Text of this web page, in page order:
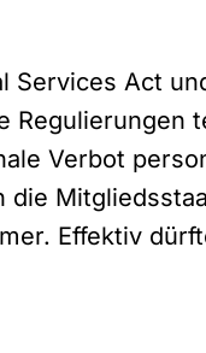
Services Act
Verbot
die
Effektiv